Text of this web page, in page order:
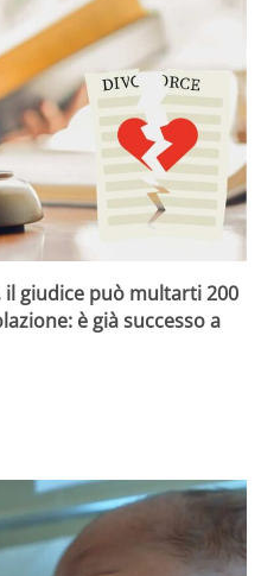
giudice può multarti 200
è già successo a